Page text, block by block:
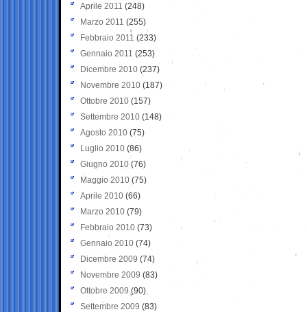
Aprile 2011 (248)
Marzo 2011 (255)
Febbraio 2011 (233)
Gennaio 2011 (253)
Dicembre 2010 (237)
Novembre 2010 (187)
Ottobre 2010 (157)
Settembre 2010 (148)
Agosto 2010 (75)
Luglio 2010 (86)
Giugno 2010 (76)
Maggio 2010 (75)
Aprile 2010 (66)
Marzo 2010 (79)
Febbraio 2010 (73)
Gennaio 2010 (74)
Dicembre 2009 (74)
Novembre 2009 (83)
Ottobre 2009 (90)
Settembre 2009 (83)